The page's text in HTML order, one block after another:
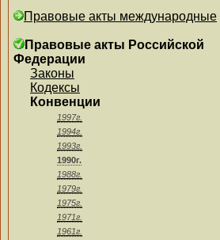
Правовые акты международные
Правовые акты Российской
Федерации
Законы
Кодексы
Конвенции
1997г.
1994г.
1993г.
1990г.
1988г.
1979г.
1975г.
1971г.
1961г.